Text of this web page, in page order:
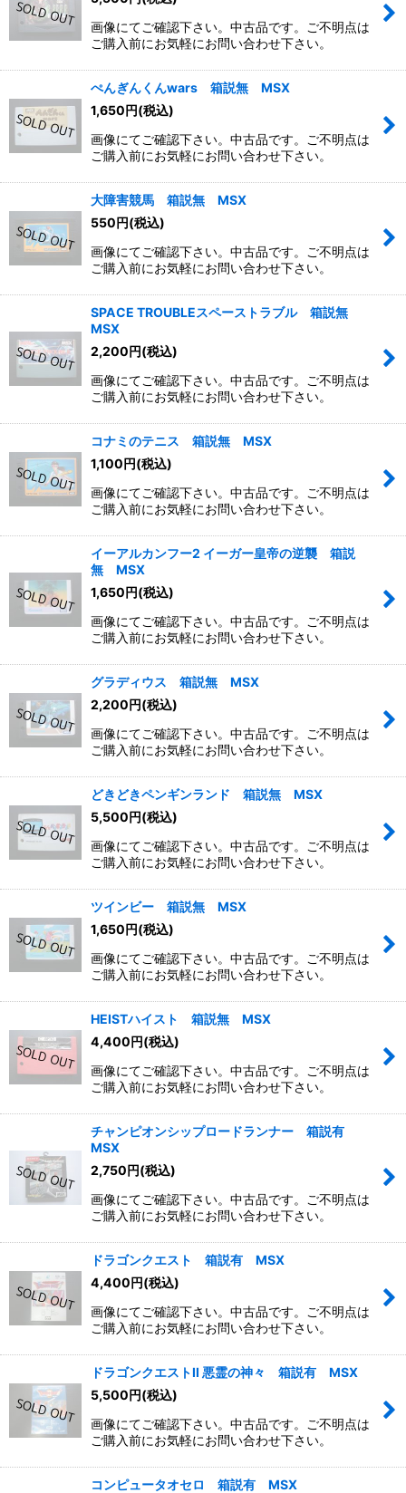
画像にてご確認下さい。中古品です。ご不明点は
ご購入前にお気軽にお問い合わせ下さい。
ぺんぎんくんwars 箱説無 MSX
1,650円(税込)
画像にてご確認下さい。中古品です。ご不明点は
ご購入前にお気軽にお問い合わせ下さい。
大障害競馬 箱説無 MSX
550円(税込)
画像にてご確認下さい。中古品です。ご不明点は
ご購入前にお気軽にお問い合わせ下さい。
SPACE TROUBLEスペーストラブル 箱説無
MSX
2,200円(税込)
画像にてご確認下さい。中古品です。ご不明点は
ご購入前にお気軽にお問い合わせ下さい。
コナミのテニス 箱説無 MSX
1,100円(税込)
画像にてご確認下さい。中古品です。ご不明点は
ご購入前にお気軽にお問い合わせ下さい。
イーアルカンフー2 イーガー皇帝の逆襲 箱説
無 MSX
1,650円(税込)
画像にてご確認下さい。中古品です。ご不明点は
ご購入前にお気軽にお問い合わせ下さい。
グラディウス 箱説無 MSX
2,200円(税込)
画像にてご確認下さい。中古品です。ご不明点は
ご購入前にお気軽にお問い合わせ下さい。
どきどきペンギンランド 箱説無 MSX
5,500円(税込)
画像にてご確認下さい。中古品です。ご不明点は
ご購入前にお気軽にお問い合わせ下さい。
ツインビー 箱説無 MSX
1,650円(税込)
画像にてご確認下さい。中古品です。ご不明点は
ご購入前にお気軽にお問い合わせ下さい。
HEISTハイスト 箱説無 MSX
4,400円(税込)
画像にてご確認下さい。中古品です。ご不明点は
ご購入前にお気軽にお問い合わせ下さい。
チャンピオンシップロードランナー 箱説有
MSX
2,750円(税込)
画像にてご確認下さい。中古品です。ご不明点は
ご購入前にお気軽にお問い合わせ下さい。
ドラゴンクエスト 箱説有 MSX
4,400円(税込)
画像にてご確認下さい。中古品です。ご不明点は
ご購入前にお気軽にお問い合わせ下さい。
ドラゴンクエストII 悪霊の神々 箱説有 MSX
5,500円(税込)
画像にてご確認下さい。中古品です。ご不明点は
ご購入前にお気軽にお問い合わせ下さい。
コンピュータオセロ 箱説有 MSX